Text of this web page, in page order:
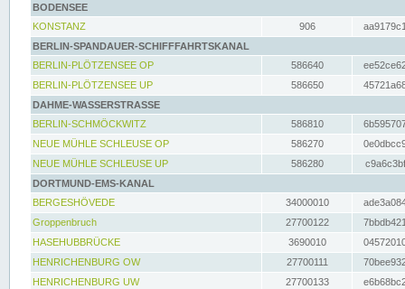
BODENSEE
KONSTANZ
906
BERLIN-SPANDAUER-SCHIFFFAHRTSKANAL
BERLIN-PLÖTZENSEE OP
586640
BERLIN-PLÖTZENSEE UP
586650
DAHME-WASSERSTRASSE
BERLIN-SCHMÖCKWITZ
586810
NEUE MÜHLE SCHLEUSE OP
586270
NEUE MÜHLE SCHLEUSE UP
586280
DORTMUND-EMS-KANAL
BERGESHÖVEDE
34000010
Groppenbruch
27700122
HASEHUBBRÜCKE
3690010
HENRICHENBURG OW
27700111
HENRICHENBURG UW
27700133